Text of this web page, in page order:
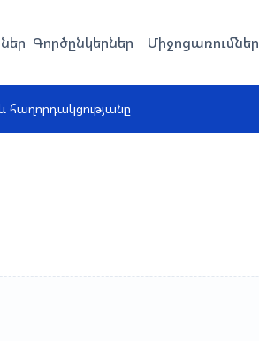
Գործընկերներ Միջոցառումներ